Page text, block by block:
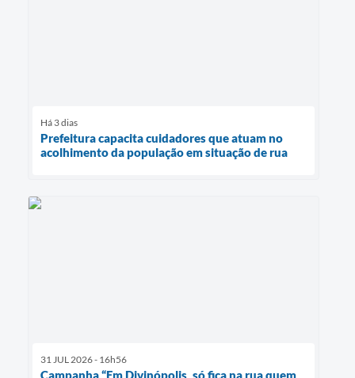
Há 3 dias
Prefeitura capacita cuidadores que atuam no
acolhimento da população em situação de rua
31 JUL 2026 - 16h56
Campanha “Em Divinópolis, só fica na rua quem